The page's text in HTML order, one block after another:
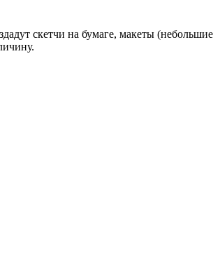
скетчи на бумаге, макеты